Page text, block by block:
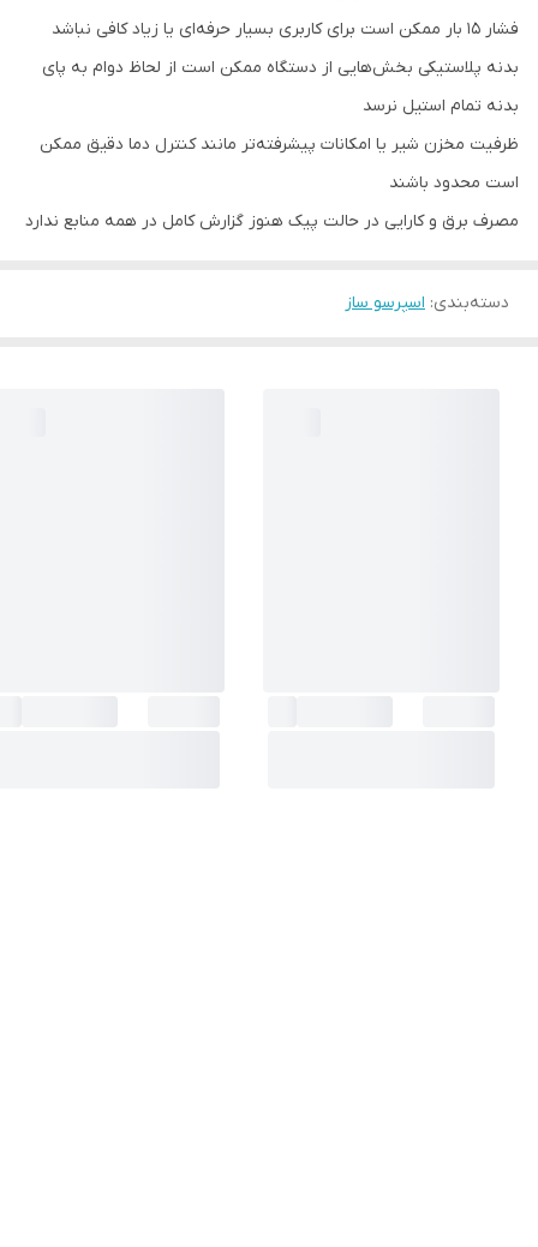
فشار ۱۵ بار ممکن است برای کاربری بسیار حرفه‌ای یا زیاد کافی نباشد
بدنه پلاستیکی بخش‌هایی از دستگاه ممکن است از لحاظ دوام به پای
بدنه تمام استیل نرسد
ظرفیت مخزن شیر یا امکانات پیشرفته‌تر مانند کنترل دما دقیق ممکن
است محدود باشند
مصرف برق و کارایی در حالت پیک هنوز گزارش کامل در همه منابع ندارد
دسته‌بندی: اسپرسو ساز